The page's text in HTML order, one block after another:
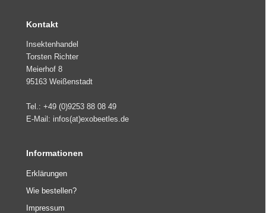
Kontakt
Insektenhandel
Torsten Richter
Meierhof 8
95163 Weißenstadt
Tel.: +49 (0)9253 88 08 49
E-Mail: infos(at)exobeetles.de
Informationen
Erklärungen
Wie bestellen?
Impressum